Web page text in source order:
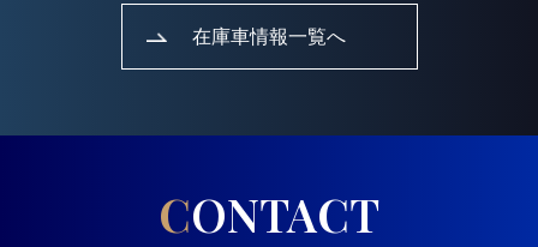
在庫車情報一覧へ
CONTACT